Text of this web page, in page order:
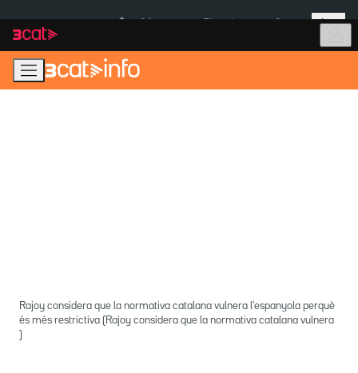
navegació
principal
contingut
Més
Rajoy considera que la normativa catalana vulnera l'espanyola perquè
és més restrictiva (Rajoy considera que la normativa catalana vulnera
)